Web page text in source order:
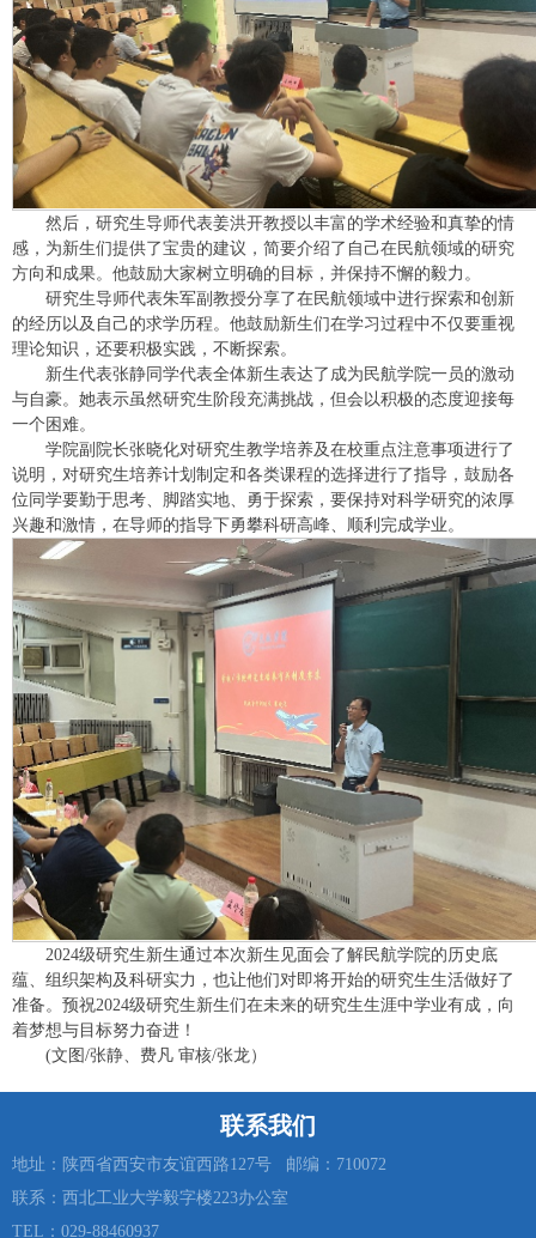
然后，研究生导师代表姜洪开教授以丰富的学术经验和真挚的情
感，为新生们提供了宝贵的建议，简要介绍了自己在民航领域的研究
方向和成果。他鼓励大家树立明确的目标，并保持不懈的毅力。
研究生导师代表朱军副教授分享了在民航领域中进行探索和创新
的经历以及自己的求学历程。他鼓励新生们在学习过程中不仅要重视
理论知识，还要积极实践，不断探索。
新生代表张静同学代表全体新生表达了成为民航学院一员的激动
与自豪。她表示虽然研究生阶段充满挑战，但会以积极的态度迎接每
一个困难。
学院副院长张晓化对研究生教学培养及在校重点注意事项进行了
说明，对研究生培养计划制定和各类课程的选择进行了指导，鼓励各
位同学要勤于思考、脚踏实地、勇于探索，要保持对科学研究的浓厚
兴趣和激情，在导师的指导下勇攀科研高峰、顺利完成学业。
2024级研究生新生通过本次新生见面会了解民航学院的历史底
蕴、组织架构及科研实力，也让他们对即将开始的研究生生活做好了
准备。预祝2024级研究生新生们在未来的研究生生涯中学业有成，向
着梦想与目标努力奋进！
(文图/张静、费凡 审核/张龙）
联系我们
地址：陕西省西安市友谊西路127号 邮编：710072
联系：西北工业大学毅字楼223办公室
TEL：029-88460937